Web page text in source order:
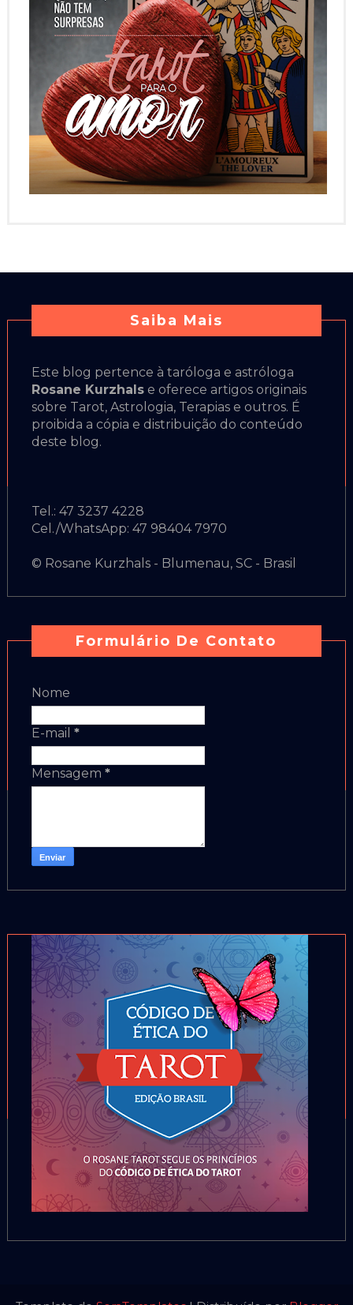
Saiba Mais
Este blog pertence à taróloga e astróloga
Rosane Kurzhalse oferece artigos originais
sobre Tarot, Astrologia, Terapias e outros. É
proibida a cópia e distribuição do conteúdo
deste blog.
Tel.: 47 3237 4228
Cel./WhatsApp: 47 98404 7970
© Rosane Kurzhals - Blumenau, SC - Brasil
Formulário De Contato
Nome
E-mail *
Mensagem *